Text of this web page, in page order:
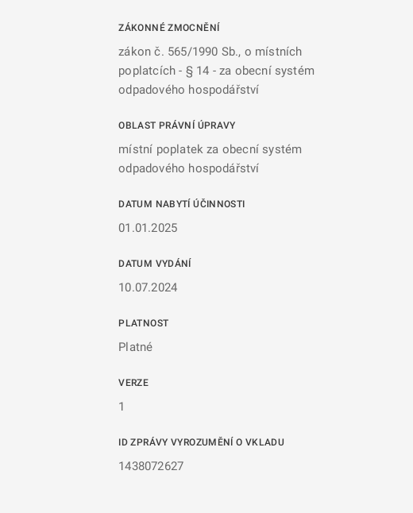
ZÁKONNÉ ZMOCNĚNÍ
zákon č. 565/1990 Sb., o místních
poplatcích - § 14 - za obecní systém
odpadového hospodářství
OBLAST PRÁVNÍ ÚPRAVY
místní poplatek za obecní systém
odpadového hospodářství
DATUM NABYTÍ ÚČINNOSTI
01.01.2025
DATUM VYDÁNÍ
10.07.2024
PLATNOST
Platné
VERZE
1
ID ZPRÁVY VYROZUMĚNÍ O VKLADU
1438072627